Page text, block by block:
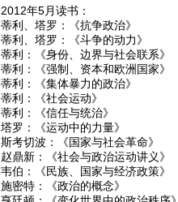
2012年5月读书：
蒂利、塔罗：《抗争政治》
蒂利、塔罗：《斗争的动力》
蒂利：《身份、边界与社会联系》
蒂利：《强制、资本和欧洲国家》
蒂利：《集体暴力的政治》
蒂利：《社会运动》
蒂利：《信任与统治》
塔罗：《运动中的力量》
斯考切波：《国家与社会革命》
赵鼎新：《社会与政治运动讲义》
韦伯：《民族、国家与经济政策》
施密特：《政治的概念》